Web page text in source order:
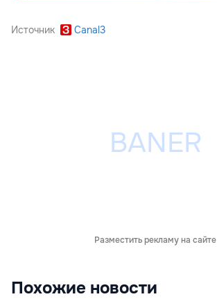
Источник Canal3
Разместить рекламу на сайте
Похожие новости